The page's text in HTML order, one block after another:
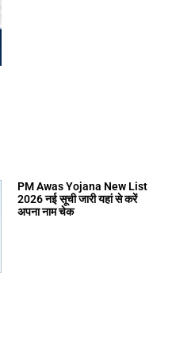
PM Awas Yojana New List
2026 नई सूची जारी यहां से करें
अपना नाम चेक